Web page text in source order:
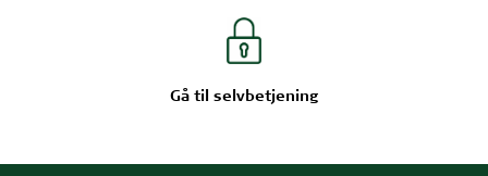
Gå til selvbetjening